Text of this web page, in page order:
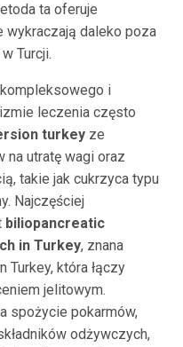
ta oferuje
wykraczają daleko poza
Turcji.
i
leczenia często
turkeyze
na utratę wagi oraz
takie jak cukrzyca typu
Najczęściej
biliopancreatic
in Turkey, znana
Turkey, która łączy
jelitowym.
spożycie pokarmów,
odżywczych,